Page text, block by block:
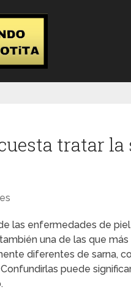
tratar
las enfermedades de
una de las que
diferentes de sarna,
puede